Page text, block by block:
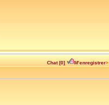
Chat [0] M’enregistrer>